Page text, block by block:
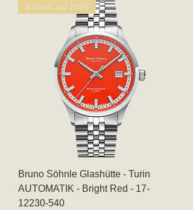
limitiert auf 2026
Bruno Söhnle Glashütte - Turin
AUTOMATIK - Bright Red - 17-
12230-540